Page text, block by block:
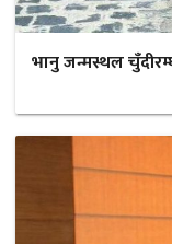
भानु जन्मस्थल